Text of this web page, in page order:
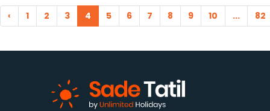
‹ 1 2 3 4 5 6 7 8 9 10 ... 82